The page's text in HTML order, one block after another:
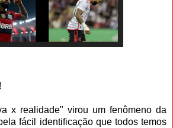
x realidade" virou um fenômeno da
fácil identificação que todos temos